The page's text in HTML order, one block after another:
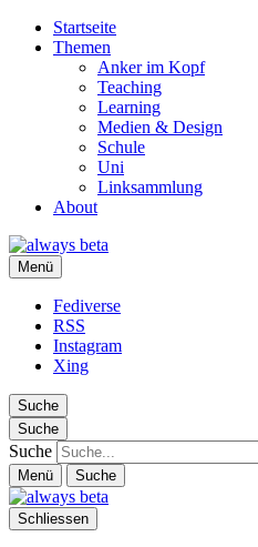
Startseite
Themen
Anker im Kopf
Teaching
Learning
Medien & Design
Schule
Uni
Linksammlung
About
always beta
Ralf Appelt
Menü
Fediverse
RSS
Instagram
Xing
Suche
Suche
Suche
Menü Suche
Schliessen